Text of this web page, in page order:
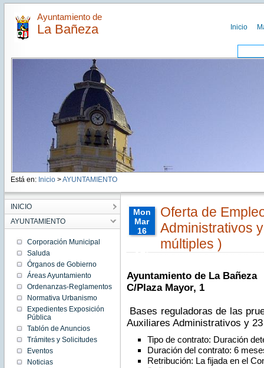
Ayuntamiento de
La Bañeza Inicio
Está en: Inicio >AYUNTAMIENTO
INICIO
AYUNTAMIENTO
Corporación Municipal
Saluda
Órganos de Gobierno
Áreas Ayuntamiento
Ordenanzas-Reglamentos
Normativa Urbanismo
Expedientes Exposición
Pública
Tablón de Anuncios
Trámites y Solicitudes
Eventos
Noticias
Mon
Mar
16
00:00:00
Mar 16
00:00:00
CET
16
00:00:00
CET
2015
Oferta de
Administrativos
múltiples )
Ayuntamiento de La Bañeza
C/Plaza Mayor, 1
Bases reguladoras de las
Auxiliares Administrativos y
Tipo de contrato: Duración
Duración del contrato: 6
Retribución: La fijada en el